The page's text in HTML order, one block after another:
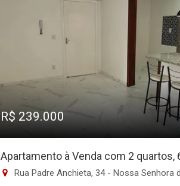
R$ 239.000
Apartamento à Venda com 2 quartos,
Rua Padre Anchieta, 34 - Nossa Senhora das